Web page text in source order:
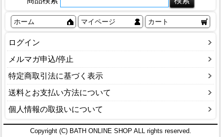
ホーム マイページ カート
ログイン
メルマガ申込/停止
特定商取引法に基づく表示
送料とお支払い方法について
個人情報の取扱いについて
Copyright (C) BATH ONLINE SHOP ALL rights reserved.